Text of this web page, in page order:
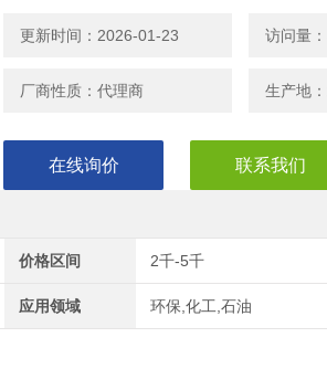
通过以太网 (PoE) 通讯接口供电
具有可确保系统完整性的保护菜单级
更新时间：2026-01-23 访问量
厂商性质：代理商 生产地
在线询价 联系我们
价格区间 2千-5千
应用领域 环保,化工,石油